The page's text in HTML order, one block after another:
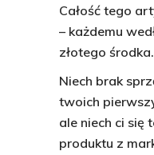
Całość tego
– każdemu
złotego środka.
Niech brak
twoich
ale niech ci się
produktu z